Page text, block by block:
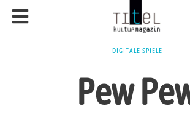
DIGITALE SPIELE
Pew